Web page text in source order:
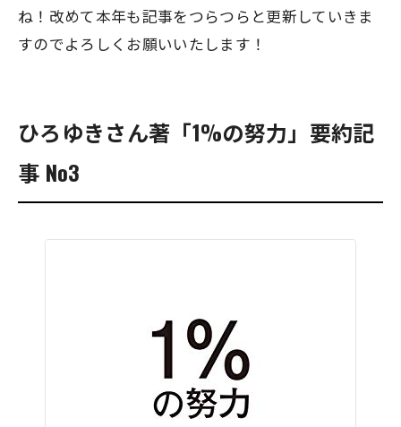
ね！改めて本年も記事をつらつらと更新していきま
すのでよろしくお願いいたします！
ひろゆきさん著「1%の努力」要約記
事 No3